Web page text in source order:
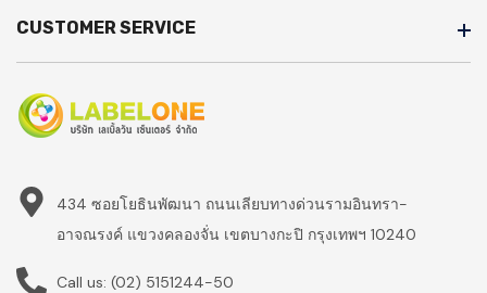
CUSTOMER SERVICE
434 ซอยโยธินพัฒนา ถนนเลียบทางด่วนรามอินทรา-
อาจณรงค์ แขวงคลองจั่น เขตบางกะปิ กรุงเทพฯ 10240
Call us: (02) 5151244-50